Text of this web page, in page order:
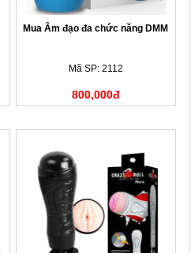
Mua Âm đạo đa chức năng DMM
Mã SP: 2112
800,000đ